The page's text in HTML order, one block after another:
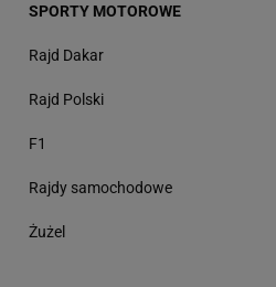
SPORTY MOTOROWE
Rajd Dakar
Rajd Polski
F1
Rajdy samochodowe
Żużel